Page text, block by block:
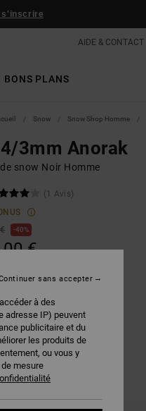
s'inscrire
AIDE & CONTACT
BONS PLANS
Snow Snow Shop Homme
4/3mm Anorak
snow Noir Homme
(1 Avis)
40%
€
Magnet
à des
adresse IP) peuvent
publicitaire et du
les produits de
ou vous y
mesure
sans accepter